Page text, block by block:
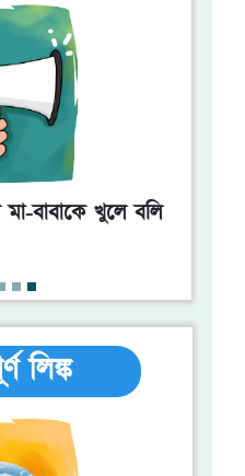
বাবাকে খুলে বলি
লিঙ্ক